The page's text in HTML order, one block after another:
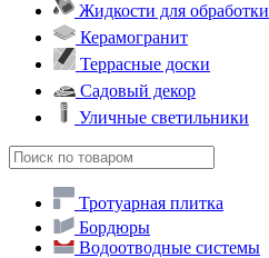
Жидкости для обработки
Керамогранит
Террасные доски
Садовый декор
Уличные светильники
Тротуарная плитка
Бордюры
Водоотводные системы